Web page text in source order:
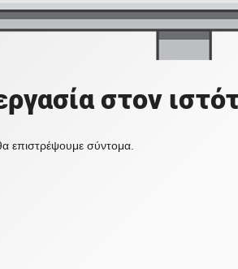
στον
επιστρέψουμε σύντομα.